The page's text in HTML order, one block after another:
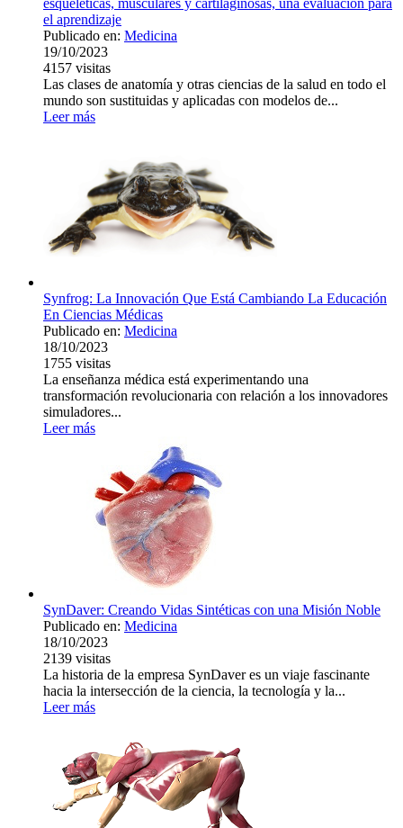
esqueléticas, musculares y cartilaginosas, una evaluación para
el aprendizaje
Publicado en: Medicina
19/10/2023
4157 visitas
Las clases de anatomía y otras ciencias de la salud en todo el
mundo son sustituidas y aplicadas con modelos de...
Leer más
Synfrog: La Innovación Que Está Cambiando La Educación
En Ciencias Médicas
Publicado en: Medicina
18/10/2023
1755 visitas
La enseñanza médica está experimentando una
transformación revolucionaria con relación a los innovadores
simuladores...
Leer más
SynDaver: Creando Vidas Sintéticas con una Misión Noble
Publicado en: Medicina
18/10/2023
2139 visitas
La historia de la empresa SynDaver es un viaje fascinante
hacia la intersección de la ciencia, la tecnología y la...
Leer más